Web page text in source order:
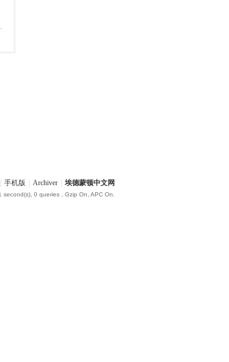
手机版 Archiver 埃德蒙顿中文网
second(s), 0 queries , Gzip On, APC On.